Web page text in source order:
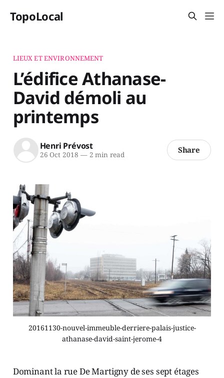
TopoLocal
LIEUX ET ENVIRONNEMENT
L’édifice Athanase-
David démoli au
printemps
Henri Prévost
26 Oct 2018 —2 min read Share
20161130-nouvel-immeuble-derriere-palais-justice-
athanase-david-saint-jerome-4
Dominant la rue De Martigny de ses sept étages